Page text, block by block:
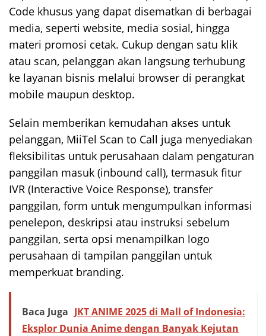
Code khusus yang dapat disematkan di berbagai
media, seperti website, media sosial, hingga
materi promosi cetak. Cukup dengan satu klik
atau scan, pelanggan akan langsung terhubung
ke layanan bisnis melalui browser di perangkat
mobile maupun desktop.
Selain memberikan kemudahan akses untuk
pelanggan, MiiTel Scan to Call juga menyediakan
fleksibilitas untuk perusahaan dalam pengaturan
panggilan masuk (inbound call), termasuk fitur
IVR (Interactive Voice Response), transfer
panggilan, form untuk mengumpulkan informasi
penelepon, deskripsi atau instruksi sebelum
panggilan, serta opsi menampilkan logo
perusahaan di tampilan panggilan untuk
memperkuat branding.
Baca Juga JKT ANIME 2025 di Mall of Indonesia:
Eksplor Dunia Anime dengan Banyak Kejutan